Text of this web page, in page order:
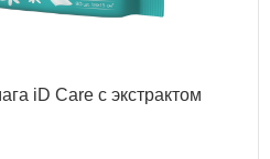
iD Care с экстрактом